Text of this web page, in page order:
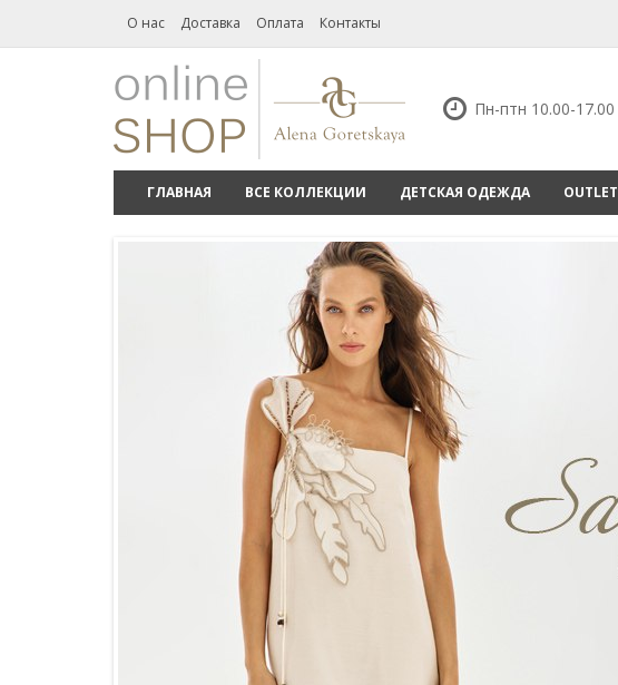
О нас Доставка Оплата Контакты
Пн-птн 10.00-17.00
ГЛАВНАЯ ВСЕ КОЛЛЕКЦИИ ДЕТСКАЯ ОДЕЖДА OUTLET